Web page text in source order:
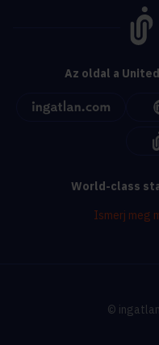
Az oldal a
World-class
Ismerj meg
©